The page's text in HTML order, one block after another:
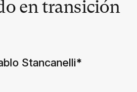
en transición
Stancanelli*